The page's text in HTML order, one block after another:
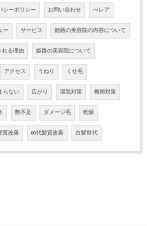
シーポリシー お問い合わせ べレア
ー サービス 姫路の美容院の内容について
る理由 姫路の美容院について
アクセス うねり くせ毛
らない 広がり 湿気対策 梅雨対策
艶不足 ダメージ毛 乾燥
質改善 60代髪質改善 白髪世代